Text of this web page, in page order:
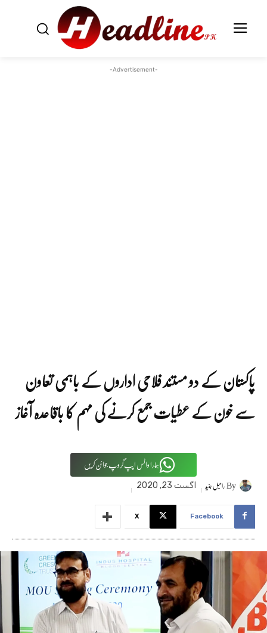
-Advertisement-
پاکستان کے دو مستند فلاحی اداروں کے باہمی تعاون
سے خون کے عطیات جمع کرنے کی مہم کا باقاعدہ آغاز
ہمارا واٹس اپپ گروپ جوائن کریں
Byراحیل جنید اگست 23, 2020
Facebook
X